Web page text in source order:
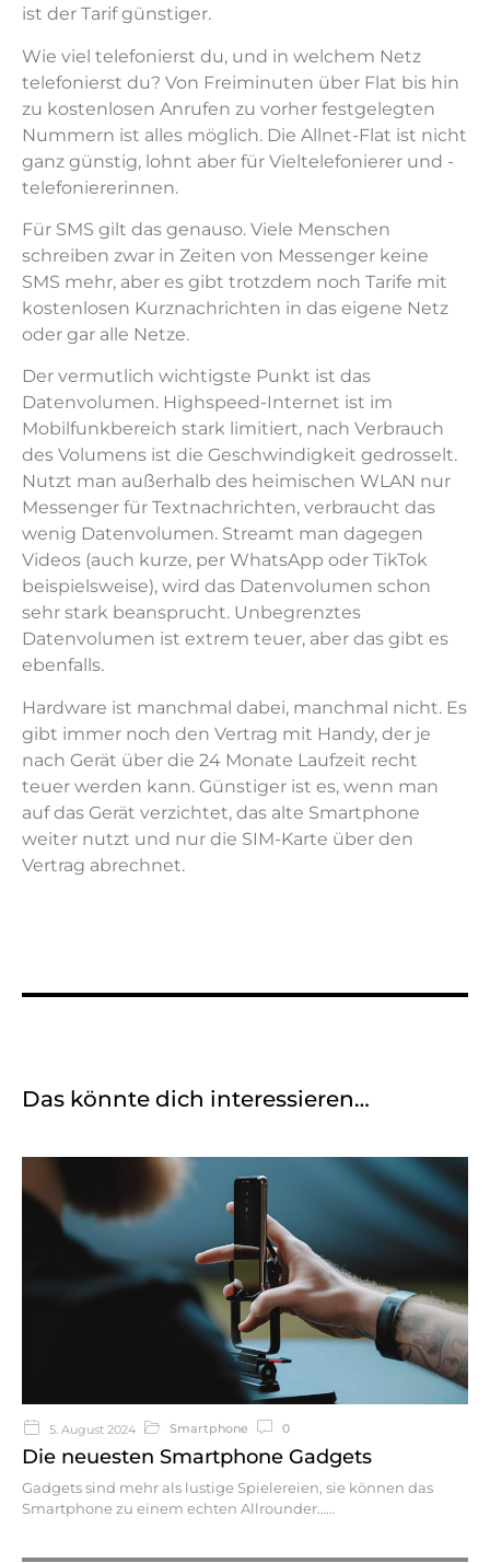
ist der Tarif günstiger.
Wie viel telefonierst du, und in welchem Netz
telefonierst du? Von Freiminuten über Flat bis hin
zu kostenlosen Anrufen zu vorher festgelegten
Nummern ist alles möglich. Die Allnet-Flat ist nicht
ganz günstig, lohnt aber für Vieltelefonierer und -
telefoniererinnen.
Für SMS gilt das genauso. Viele Menschen
schreiben zwar in Zeiten von Messenger keine
SMS mehr, aber es gibt trotzdem noch Tarife mit
kostenlosen Kurznachrichten in das eigene Netz
oder gar alle Netze.
Der vermutlich wichtigste Punkt ist das
Datenvolumen. Highspeed-Internet ist im
Mobilfunkbereich stark limitiert, nach Verbrauch
des Volumens ist die Geschwindigkeit gedrosselt.
Nutzt man außerhalb des heimischen WLAN nur
Messenger für Textnachrichten, verbraucht das
wenig Datenvolumen. Streamt man dagegen
Videos (auch kurze, per WhatsApp oder TikTok
beispielsweise), wird das Datenvolumen schon
sehr stark beansprucht. Unbegrenztes
Datenvolumen ist extrem teuer, aber das gibt es
ebenfalls.
Hardware ist manchmal dabei, manchmal nicht. Es
gibt immer noch den Vertrag mit Handy, der je
nach Gerät über die 24 Monate Laufzeit recht
teuer werden kann. Günstiger ist es, wenn man
auf das Gerät verzichtet, das alte Smartphone
weiter nutzt und nur die SIM-Karte über den
Vertrag abrechnet.
Das könnte dich interessieren…
5. August 2024 Smartphone 0
Die neuesten Smartphone Gadgets
Gadgets sind mehr als lustige Spielereien, sie können das
Smartphone zu einem echten Allrounder…